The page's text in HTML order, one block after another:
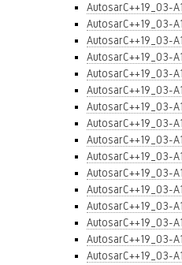
AutosarC++19_03-
AutosarC++19_03-
AutosarC++19_03-
AutosarC++19_03-
AutosarC++19_03-
AutosarC++19_03-
AutosarC++19_03-
AutosarC++19_03-
AutosarC++19_03-
AutosarC++19_03-
AutosarC++19_03-
AutosarC++19_03-
AutosarC++19_03-
AutosarC++19_03-
AutosarC++19_03-
AutosarC++19_03-